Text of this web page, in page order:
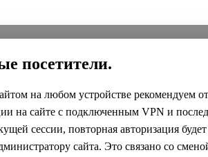
посетители.
на любом устройстве рекомендуем
на сайте с подключенным VPN и
сессии, повторная авторизация
сайта. Это связано со